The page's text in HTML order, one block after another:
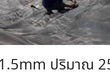
ปริมาณ